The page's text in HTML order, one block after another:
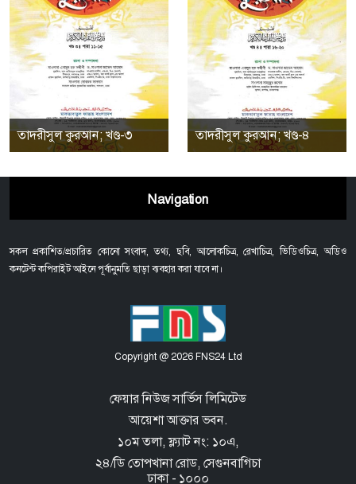
তাদরীসুল কুরআন; খণ্ড-৩ তাদরীসুল কুরআন; খণ্ড-৪
Navigation
সকল প্রকাশিত/প্রচারিত কোনো সংবাদ, তথ্য, ছবি, আলোকচিত্র, রেখাচিত্র, ভিডিওচিত্র, অডিও
কনটেন্ট কপিরাইট আইনে পূর্বানুমতি ছাড়া ব্যবহার করা যাবে না।
Copyright @ 2026 FNS24 Ltd
ফেয়ার নিউজ সার্ভিস লিমিটেড
আয়েশা আক্তার ভবন.
১০ম তলা, ফ্ল্যাট নং: ১০এ,
২৪/ডি তোপখানা রোড, সেগুনবাগিচা
ঢাকা - ১০০০